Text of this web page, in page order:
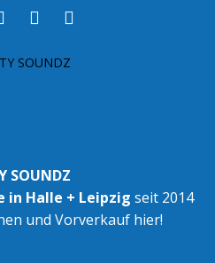
SOUNDZ
in Halle + Leipzig seit 2014
und Vorverkauf hier!